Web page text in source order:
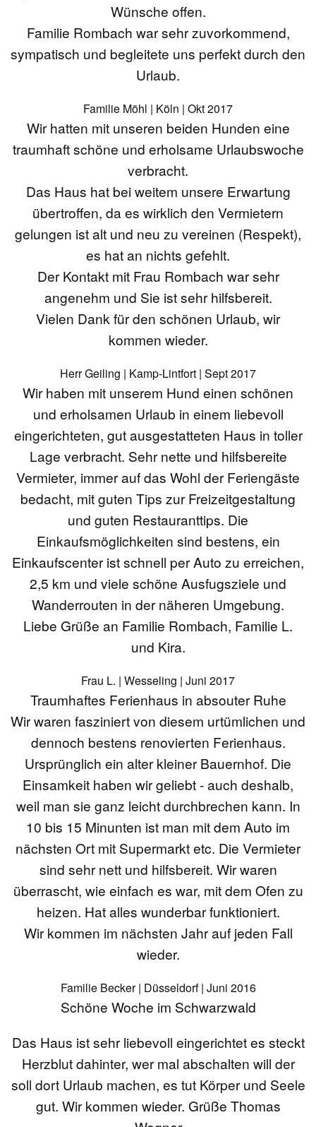
Wünsche offen.
Familie Rombach war sehr zuvorkommend,
sympatisch und begleitete uns perfekt durch den
Urlaub.
Familie Möhl | Köln | Okt 2017
Wir hatten mit unseren beiden Hunden eine
traumhaft schöne und erholsame Urlaubswoche
verbracht.
Das Haus hat bei weitem unsere Erwartung
übertroffen, da es wirklich den Vermietern
gelungen ist alt und neu zu vereinen (Respekt),
es hat an nichts gefehlt.
Der Kontakt mit Frau Rombach war sehr
angenehm und Sie ist sehr hilfsbereit.
Vielen Dank für den schönen Urlaub, wir
kommen wieder.
Herr Geiling | Kamp-Lintfort | Sept 2017
Wir haben mit unserem Hund einen schönen
und erholsamen Urlaub in einem liebevoll
eingerichteten, gut ausgestatteten Haus in toller
Lage verbracht. Sehr nette und hilfsbereite
Vermieter, immer auf das Wohl der Feriengäste
bedacht, mit guten Tips zur Freizeitgestaltung
und guten Restauranttips. Die
Einkaufsmöglichkeiten sind bestens, ein
Einkaufscenter ist schnell per Auto zu erreichen,
2,5 km und viele schöne Ausfugsziele und
Wanderrouten in der näheren Umgebung.
Liebe Grüße an Familie Rombach, Familie L.
und Kira.
Frau L. | Wesseling | Juni 2017
Traumhaftes Ferienhaus in absouter Ruhe
Wir waren fasziniert von diesem urtümlichen und
dennoch bestens renovierten Ferienhaus.
Ursprünglich ein alter kleiner Bauernhof. Die
Einsamkeit haben wir geliebt - auch deshalb,
weil man sie ganz leicht durchbrechen kann. In
10 bis 15 Minunten ist man mit dem Auto im
nächsten Ort mit Supermarkt etc. Die Vermieter
sind sehr nett und hilfsbereit. Wir waren
überrascht, wie einfach es war, mit dem Ofen zu
heizen. Hat alles wunderbar funktioniert.
Wir kommen im nächsten Jahr auf jeden Fall
wieder.
Familie Becker | Düsseldorf | Juni 2016
Schöne Woche im Schwarzwald
Das Haus ist sehr liebevoll eingerichtet es steckt
Herzblut dahinter, wer mal abschalten will der
soll dort Urlaub machen, es tut Körper und Seele
gut. Wir kommen wieder. Grüße Thomas